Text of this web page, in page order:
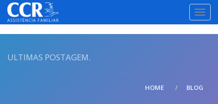
ULTIMAS POSTAGEM.
HOME BLOG